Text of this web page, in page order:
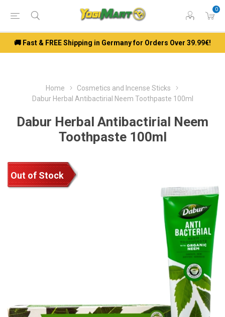
0
🚚 Fast & FREE Shipping in Germany for Orders Over 39.99€!
Home
Cosmetics and Incense Sticks
Dabur Herbal Antibactirial Neem Toothpaste 100ml
Dabur Herbal Antibactirial Neem
Toothpaste 100ml
Out of Stock